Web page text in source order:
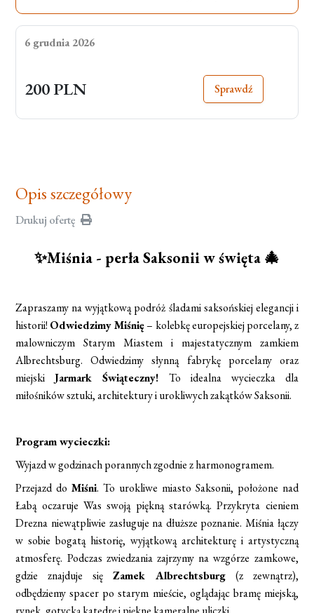
6 grudnia 2026
200 PLN Sprawdź
Opis szczegółowy
Drukuj ofertę
✨Miśnia - perła Saksonii w święta 🎄
Zapraszamy na wyjątkową podróż śladami saksońskiej elegancji i
historii! Odwiedzimy Miśnię– kolebkę europejskiej porcelany, z
malowniczym Starym Miastem i majestatycznym zamkiem
Albrechtsburg. Odwiedzimy słynną fabrykę porcelany oraz
miejskiJarmark Świąteczny!To idealna wycieczka dla
miłośników sztuki, architektury i urokliwych zakątków Saksonii.
Program wycieczki:
Wyjazd w godzinach porannych zgodnie z harmonogramem.
Przejazd doMiśni. To urokliwe miasto Saksonii, położone nad
Łabą oczaruje Was swoją piękną starówką. Przykryta cieniem
Drezna niewątpliwie zasługuje na dłuższe poznanie. Miśnia łączy
w sobie bogatą historię, wyjątkową architekturę i artystyczną
atmosferę. Podczas zwiedzania zajrzymy na wzgórze zamkowe,
gdzie znajduje się Zamek Albrechtsburg(z zewnątrz),
odbędziemy spacer po starym mieście, oglądając bramę miejską,